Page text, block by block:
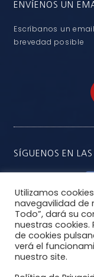
ENVÍENOS UN
Escríbanos un
brevedad posible
SÍGUENOS EN LAS
Utilizamos
navegavilidad de
Todo”, dará su
nuestras cookies.
de cookies
verá el
nuestro site.